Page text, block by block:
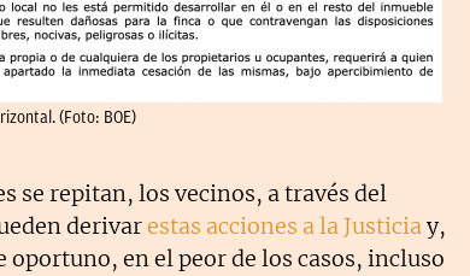
(Foto: BOE)
se repitan, los vecinos, a través del
derivar estas acciones a la Justiciay,
oportuno, en el peor de los casos, incluso